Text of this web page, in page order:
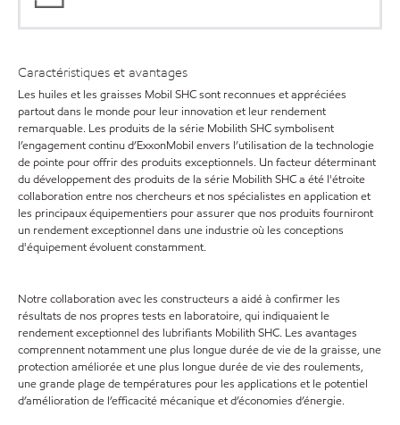
Caractéristiques et avantages
Les huiles et les graisses Mobil SHC sont reconnues et appréciées
partout dans le monde pour leur innovation et leur rendement
remarquable. Les produits de la série Mobilith SHC symbolisent
l’engagement continu d’ExxonMobil envers l’utilisation de la technologie
de pointe pour offrir des produits exceptionnels. Un facteur déterminant
du développement des produits de la série Mobilith SHC a été l'étroite
collaboration entre nos chercheurs et nos spécialistes en application et
les principaux équipementiers pour assurer que nos produits fourniront
un rendement exceptionnel dans une industrie où les conceptions
d'équipement évoluent constamment.
Notre collaboration avec les constructeurs a aidé à confirmer les
résultats de nos propres tests en laboratoire, qui indiquaient le
rendement exceptionnel des lubrifiants Mobilith SHC. Les avantages
comprennent notamment une plus longue durée de vie de la graisse, une
protection améliorée et une plus longue durée de vie des roulements,
une grande plage de températures pour les applications et le potentiel
d’amélioration de l’efficacité mécanique et d’économies d’énergie.